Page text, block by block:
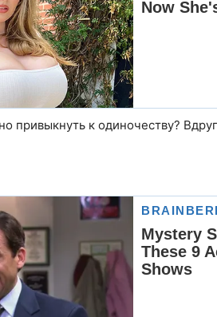
привыкнуть к одиночеству?